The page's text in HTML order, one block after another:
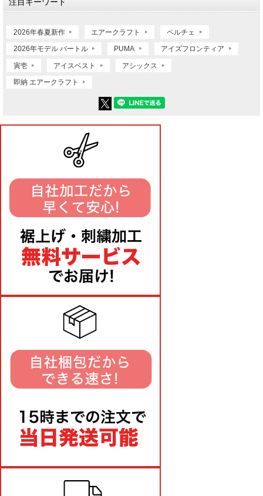
注目キーワード
2026年春夏新作 エアークラフト ペルチェ
2026年モデル バートル PUMA アイズフロンティア
寅壱 アイスベスト アシックス
即納 エアークラフト